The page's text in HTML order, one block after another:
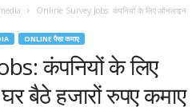
Online Survey Jobs: कंपनियों के लिए ऑनलाइन
ONLINE पैसा कमाए
कंपनियों के लिए
बैठे हजारों रुपए कमाए